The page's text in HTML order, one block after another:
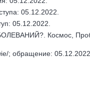
05.12.2022.
05.12.2022.
Космос,
; обращение: 05.12.2022